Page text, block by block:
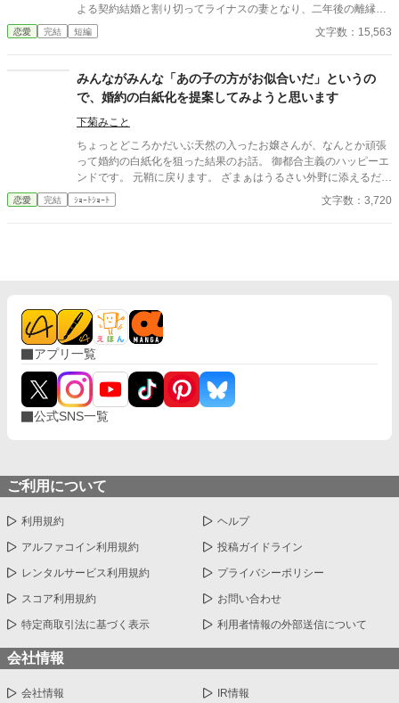
よる契約結婚と割り切ってライナスの妻となり、二年後の離縁の
日を待つ。 しかし結婚すると、最初は冷たかったライナスだが次
第にセルマに好意的になる。 だがセルマは離縁の日が待ち遠し
恋愛 完結 短編 文字数：15,563
みんながみんな「あの子の方がお似合いだ」というの
で、婚約の白紙化を提案してみようと思います
下菊みこと
ちょっとどころかだいぶ天然の入ったお嬢さんが、なんとか頑張
って婚約の白紙化を狙った結果のお話。 御都合主義のハッピーエ
ンドです。 元鞘に戻ります。 ざまぁはうるさい外野に添えるだ
け。 小説家になろう様でも投稿しています。
恋愛 完結 ｼｮｰﾄｼｮｰﾄ 文字数：3,720
アプリ一覧
公式SNS一覧
ご利用について
利用規約 ヘルプ
アルファコイン利用規約 投稿ガイドライン
レンタルサービス利用規約 プライバシーポリシー
スコア利用規約 お問い合わせ
特定商取引法に基づく表示 利用者情報の外部送信について
会社情報
会社情報 IR情報